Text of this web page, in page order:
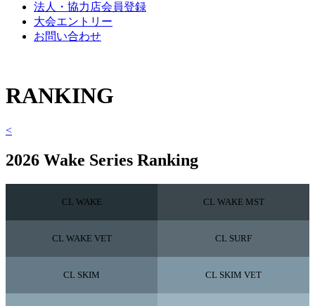
法人・協力店会員登録
大会エントリー
お問い合わせ
RANKING
<
2026 Wake Series Ranking
CL WAKE CL WAKE MST
CL WAKE VET CL SURF
CL SKIM CL SKIM VET